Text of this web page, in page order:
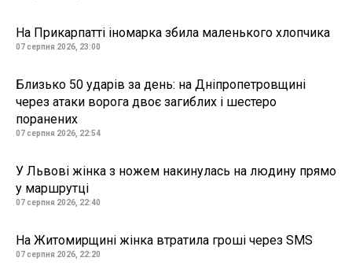
На Прикарпатті іномарка збила маленького хлопчика
07 серпня 2026, 23:00
Близько 50 ударів за день: на Дніпропетровщині
через атаки ворога двоє загиблих і шестеро
поранених
07 серпня 2026, 22:54
У Львові жінка з ножем накинулась на людину прямо
у маршрутці
07 серпня 2026, 22:40
На Житомирщині жінка втратила гроші через SMS
07 серпня 2026, 22:20